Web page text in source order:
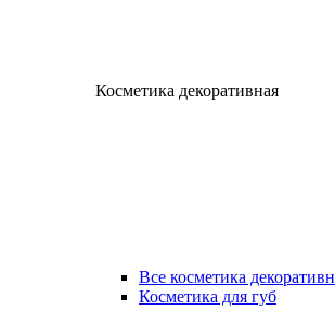
Косметика декоративная
Все косметика
Косметика для губ